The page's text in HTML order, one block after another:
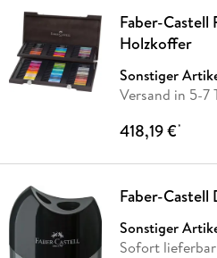
Faber-
Holzkoffer
Sonstiger
Versand in 5-7
418,19 €*
Faber-Castell
Sonstiger
Sofort lieferbar